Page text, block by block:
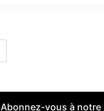
Abonnez-vous à notre